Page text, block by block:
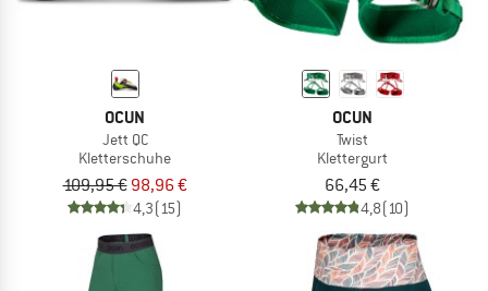
OCUN
Jett QC
Kletterschuhe
109,95 € 98,96 €
4,3(15)
OCUN
Twist
Klettergurt
66,45 €
4,8(10)